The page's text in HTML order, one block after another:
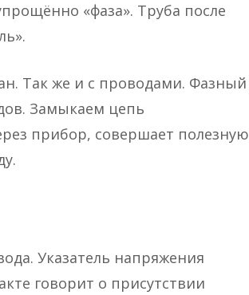
«фаза». Труба после
Так же и с проводами. Фазный
Замыкаем цепь
прибор, совершает полезную
Указатель напряжения
говорит о присутствии